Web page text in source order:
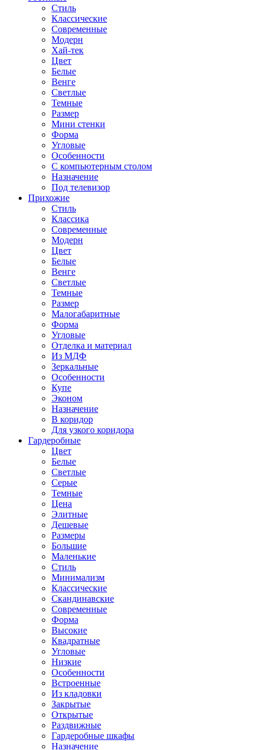
Стиль
Классические
Современные
Модерн
Хай-тек
Цвет
Белые
Венге
Светлые
Темные
Размер
Мини стенки
Форма
Угловые
Особенности
С компьютерным столом
Назначение
Под телевизор
Прихожие
Стиль
Классика
Современные
Модерн
Цвет
Белые
Венге
Светлые
Темные
Размер
Малогабаритные
Форма
Угловые
Отделка и материал
Из МДФ
Зеркальные
Особенности
Купе
Эконом
Назначение
В коридор
Для узкого коридора
Гардеробные
Цвет
Белые
Светлые
Серые
Темные
Цена
Элитные
Дешевые
Размеры
Большие
Маленькие
Стиль
Минимализм
Классические
Скандинавские
Современные
Форма
Высокие
Квадратные
Угловые
Низкие
Особенности
Встроенные
Из кладовки
Закрытые
Открытые
Раздвижные
Гардеробные шкафы
Назначение